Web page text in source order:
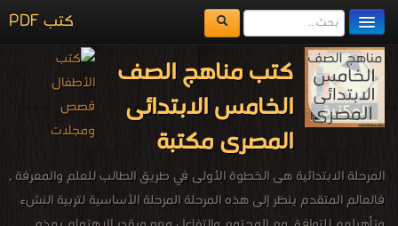
كتب PDF
مكتبة الكتب
المكتبات
يُقرأ حالياً
اضف كتاب
كتب مناهج الصف
الخامس الابتدائى
المصرى مكتبة
المرحلة الابتدائية هى الخطوة الأولى في طريق الطالب للعلم والمعرفة ,
فالعالم المتقدم ينظر إلى هذه المرحلة المرحلة الأساسية لتربية النشء